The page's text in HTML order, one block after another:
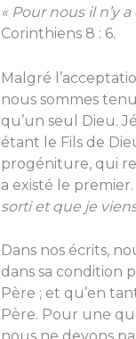
« Pour nous il n’y
Corinthiens 8 : 6.
Malgré
nous sommes
qu’un seul Dieu.
étant le Fils de
progéniture, qui
a existé le
sorti et que je
Dans nos écrits,
dans sa condition
Père ; et qu’en
Père. Pour une